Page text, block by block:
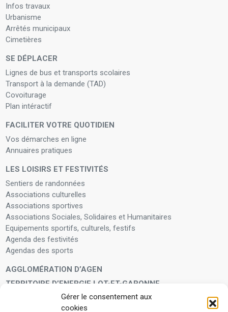
Gérer le consentement aux
cookies
Infos travaux
Urbanisme
Arrêtés municipaux
Cimetières
SE DÉPLACER
Lignes de bus et transports scolaires
Transport à la demande (TAD)
Covoiturage
Plan intéractif
FACILITER VOTRE QUOTIDIEN
Vos démarches en ligne
Annuaires pratiques
LES LOISIRS ET FESTIVITÉS
Sentiers de randonnées
Associations culturelles
Associations sportives
Associations Sociales, Solidaires et Humanitaires
Equipements sportifs, culturels, festifs
Agenda des festivités
Agendas des sports
AGGLOMÉRATION D’AGEN
TERRITOIRE D’ENERGIE LOT-ET-GARONNE